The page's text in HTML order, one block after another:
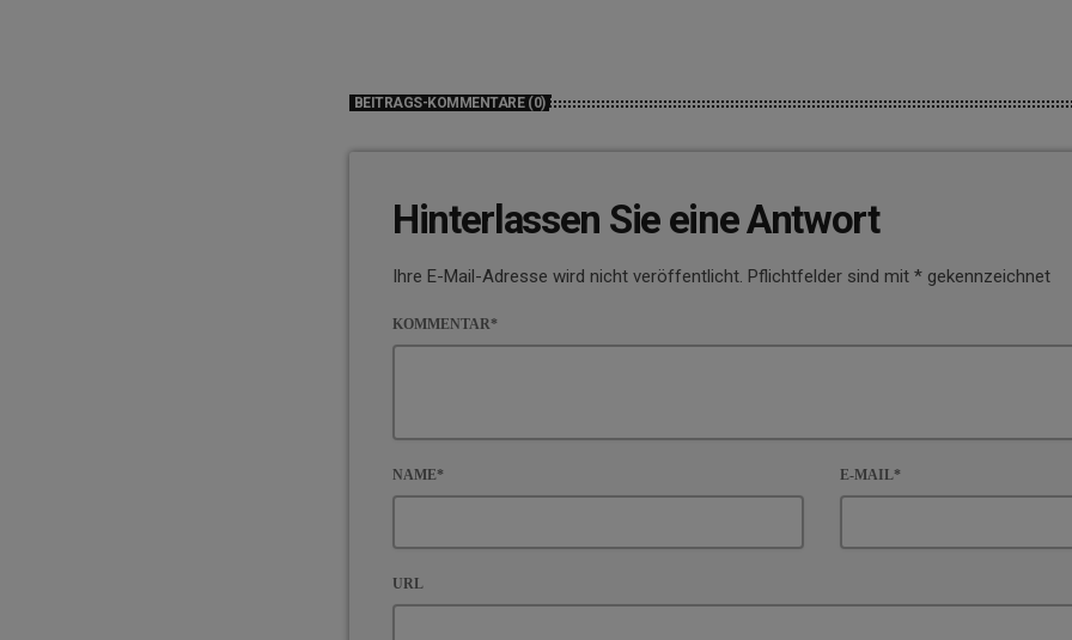
BEITRAGS-KOMMENTARE (0)
Hinterlassen Sie eine Antwort
Ihre E-Mail-Adresse wird nicht veröffentlicht. Pflichtfelder sind mit * gekennzeichnet
KOMMENTAR*
NAME* E-MAIL*
URL